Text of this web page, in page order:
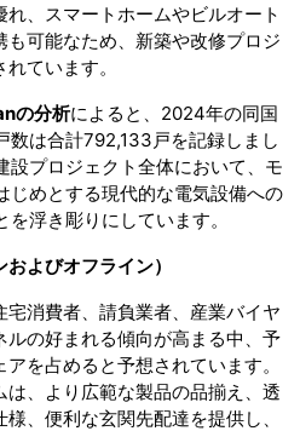
、スマートホームやビルオート
も可能なため、新築や改修プロジ
ています。
の分析によると、2024年の同国
数は合計792,133戸を記録しまし
設プロジェクト全体において、モ
じめとする現代的な電気設備への
浮き彫りにしています。
よびオフライン）
消費者、請負業者、産業バイヤ
の好まれる傾向が高まる中、予
を占めると予想されています。
、より広範な製品の品揃え、透
、便利な玄関先配達を提供し、